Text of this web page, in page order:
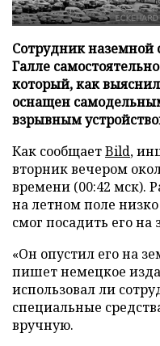
Сотрудник наземной
Галле
который, как
оснащен
взрывным
Как сообщаетBild,
вторник вечером
времени (00:42 мск).
на летном поле
смог посадить его
«Он опустил его на
пишет немецкое
использовал ли
специальные
вручную.